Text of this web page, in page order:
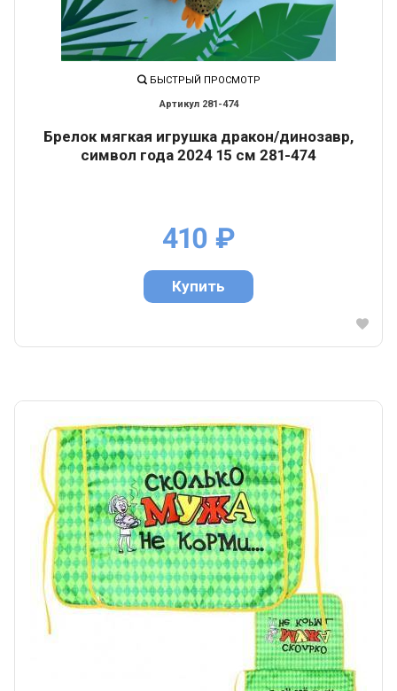
БЫСТРЫЙ ПРОСМОТР
281-474
Брелок мягкая игрушка дракон/динозавр,
символ года 2024 15 см 281-474
410 ₽
Купить